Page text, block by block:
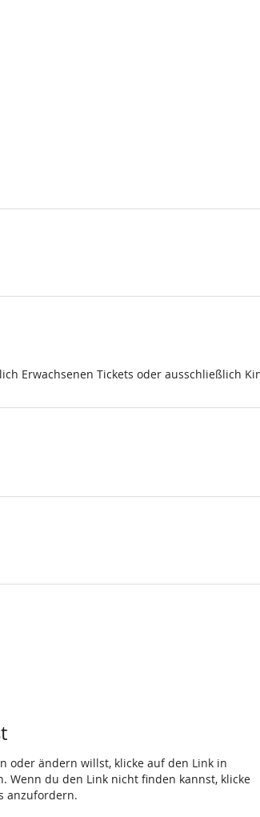
Erwachsenen Tickets oder ausschließlich
oder ändern willst, klicke auf den Link in
Wenn du den Link nicht finden kannst, klicke
anzufordern.